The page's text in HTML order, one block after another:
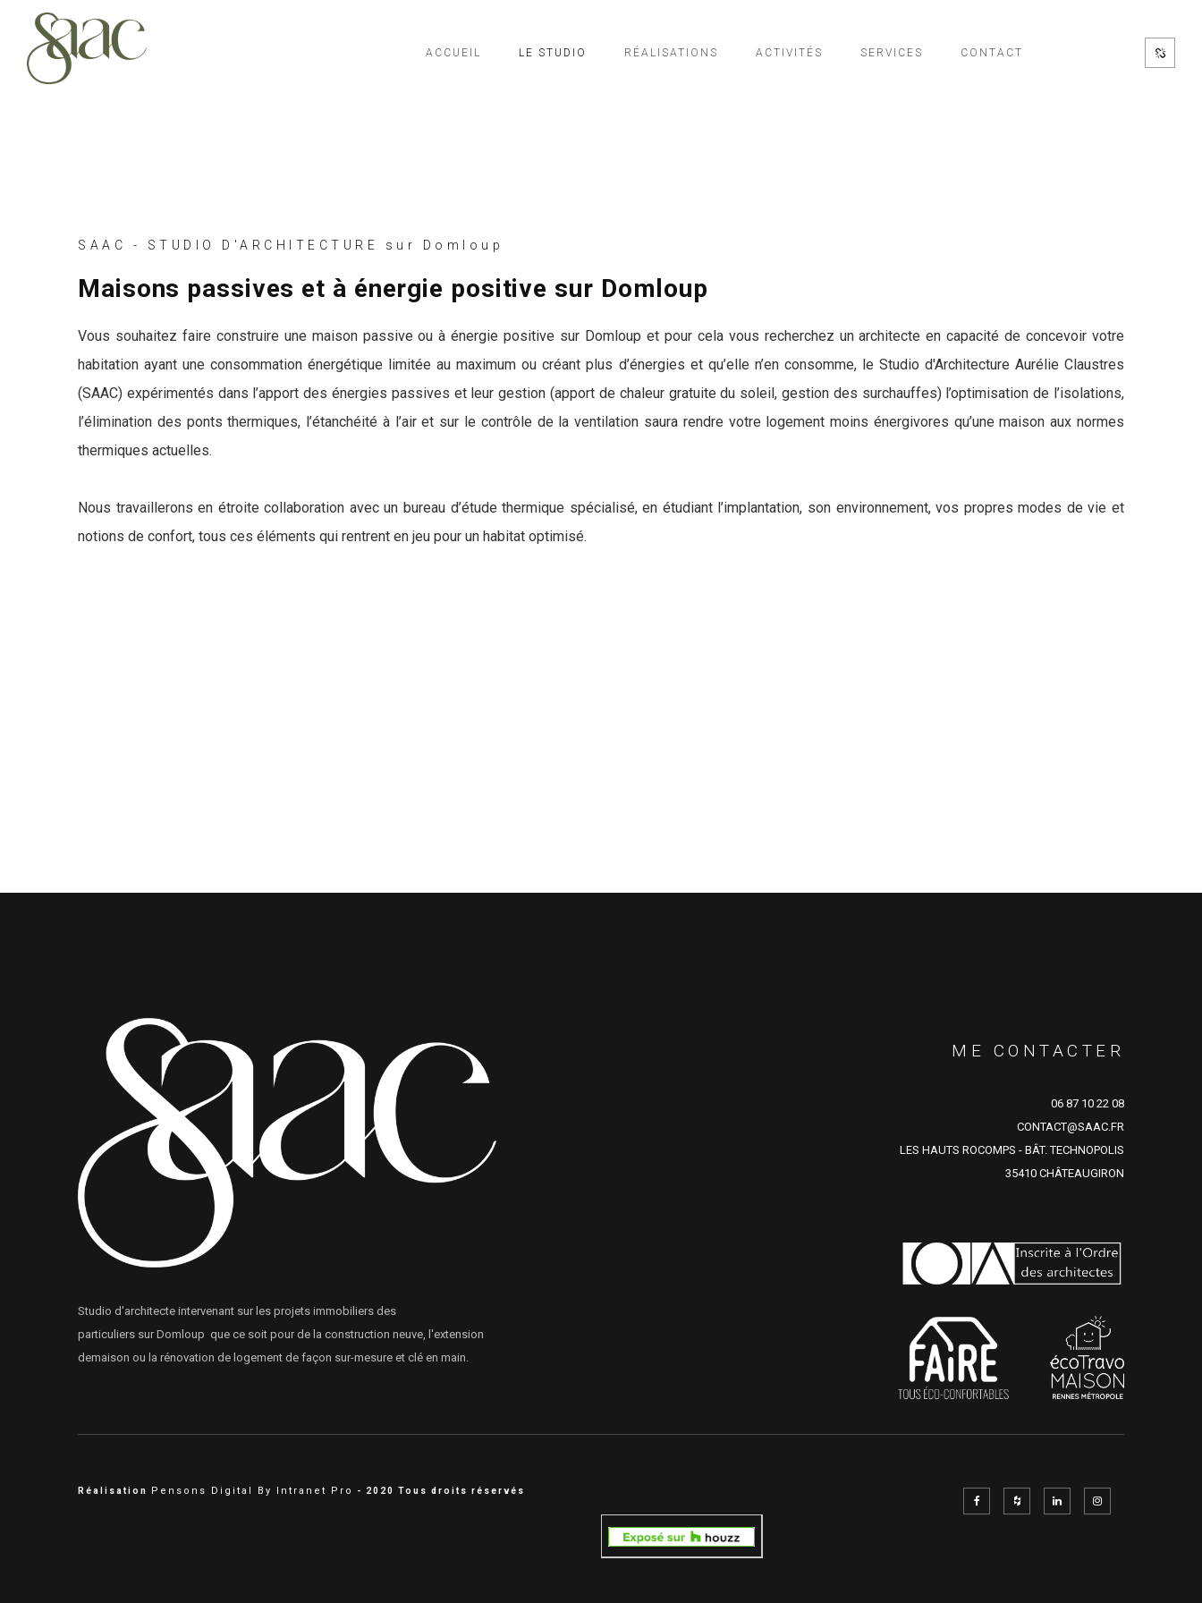
ACCUEIL LE STUDIO RÉALISATIONS ACTIVITÉS SERVICES CONTACT
SAAC - STUDIO D'ARCHITECTURE sur Domloup
Maisons passives et à énergie positive sur Domloup
Vous souhaitez faire construire une maison passive ou à énergie positive sur Domloup et pour cela vous recherchez un architecte en capacité de concevoir votre
habitation ayant une consommation énergétique limitée au maximum ou créant plus d’énergies et qu’elle n’en consomme, le Studio d'Architecture Aurélie Claustres
(SAAC) expérimentés dans l’apport des énergies passives et leur gestion (apport de chaleur gratuite du soleil, gestion des surchauffes) l’optimisation de l’isolations,
l’élimination des ponts thermiques, l’étanchéité à l’air et sur le contrôle de la ventilation saura rendre votre logement moins énergivores qu’une maison aux normes
thermiques actuelles.
Nous travaillerons en étroite collaboration avec un bureau d’étude thermique spécialisé, en étudiant l’implantation, son environnement, vos propres modes de vie et
notions de confort, tous ces éléments qui rentrent en jeu pour un habitat optimisé.
Studio d'architecte intervenant sur les projets immobiliers des
particuliers sur Domloup que ce soit pour de la construction neuve, l'extension
demaison ou la rénovation de logement de façon sur-mesure et clé en main.
ME CONTACTER
06 87 10 22 08
CONTACT@SAAC.FR
LES HAUTS ROCOMPS - BÂT. TECHNOPOLIS
35410 CHÂTEAUGIRON
Réalisation Pensons Digital By Intranet Pro - 2020 Tous droits réservés